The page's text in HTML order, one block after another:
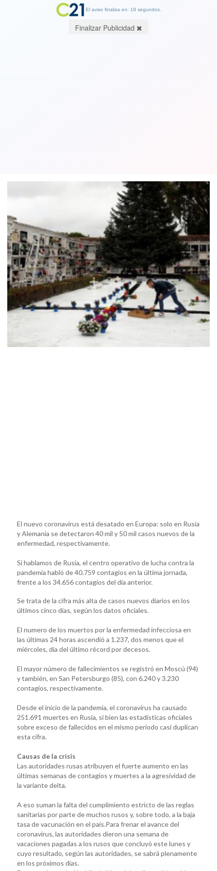
El nuevo coronavirus está desatado en Europa: solo en Rusia
y Alemania se detectaron 40 mil y 50 mil casos nuevos de la
enfermedad, respectivamente.
Si hablamos de Rusia, el centro operativo de lucha contra la
pandemia habló de 40.759 contagios en la última jornada,
frente a los 34.656 contagios del día anterior.
Se trata de la cifra más alta de casos nuevos diarios en los
últimos cinco días, según los datos oficiales.
El numero de los muertos por la enfermedad infecciosa en
las últimas 24 horas ascendió a 1.237, dos menos que el
miércoles, día del último récord por decesos.
El mayor número de fallecimientos se registró en Moscú (94)
y también, en San Petersburgo (85), con 6.240 y 3.230
contagios, respectivamente.
Desde el inicio de la pandemia, el coronavirus ha causado
251.691 muertes en Rusia, si bien las estadísticas oficiales
sobre exceso de fallecidos en el mismo periodo casi duplican
esta cifra.
Causas de la crisis
Las autoridades rusas atribuyen el fuerte aumento en las
últimas semanas de contagios y muertes a la agresividad de
la variante delta.
A eso suman la falta del cumplimiento estricto de las reglas
sanitarias por parte de muchos rusos y, sobre todo, a la baja
tasa de vacunación en el país.Para frenar el avance del
coronavirus, las autoridades dieron una semana de
vacaciones pagadas a los rusos que concluyó este lunes y
cuyo resultado, según las autoridades, se sabrá plenamente
en los próximos días.
El aviso finaliza en: 19 segundos.
Finalizar Publicidad